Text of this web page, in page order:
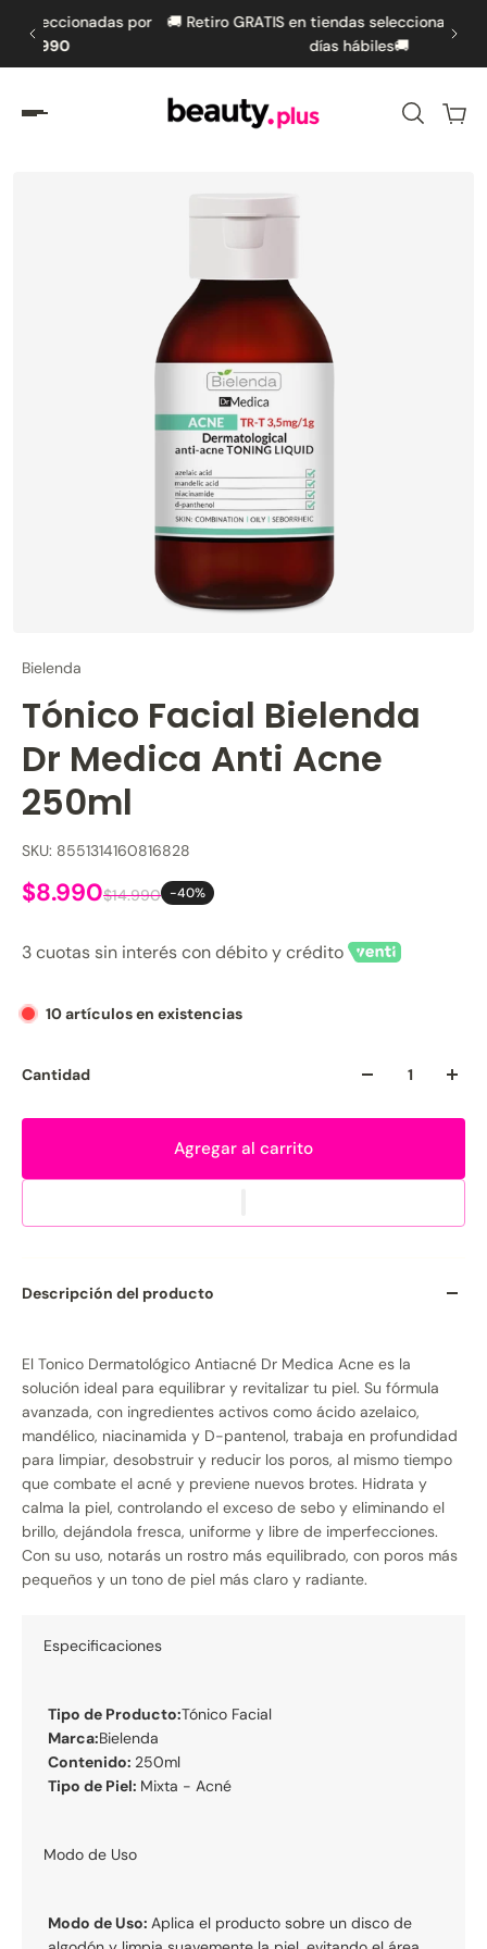
al contenido
por
🚚 Retiro GRATIS en tiendas seleccionadas en hasta 5
Bielenda
Tónico Facial Bielenda
Dr Medica Anti Acne
250ml
SKU: 8551314160816828
$8.990$14.990 -40%
3 cuotas sin interés con débito y crédito
10 artículos en existencias
Cantidad
Agregar al carrito
Descripción del producto
El Tonico Dermatológico Antiacné Dr Medica Acne es la
solución ideal para equilibrar y revitalizar tu piel. Su fórmula
avanzada, con ingredientes activos como ácido azelaico,
mandélico, niacinamida y D-pantenol, trabaja en profundidad
para limpiar, desobstruir y reducir los poros, al mismo tiempo
que combate el acné y previene nuevos brotes. Hidrata y
calma la piel, controlando el exceso de sebo y eliminando el
brillo, dejándola fresca, uniforme y libre de imperfecciones.
Con su uso, notarás un rostro más equilibrado, con poros más
pequeños y un tono de piel más claro y radiante.
Especificaciones
Tipo de Producto:Tónico Facial
Marca:Bielenda
Contenido: 250ml
Tipo de Piel: Mixta - Acné
Modo de Uso
Modo de Uso: Aplica el producto sobre un disco de